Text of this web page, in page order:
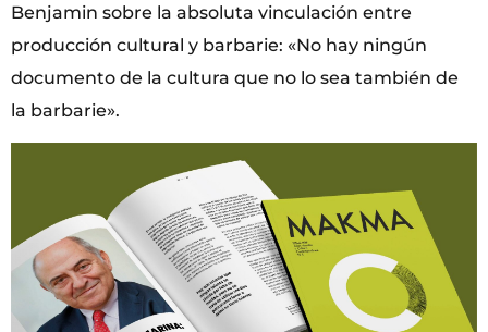
Benjamin sobre la absoluta vinculación entre
producción cultural y barbarie: «No hay ningún
documento de la cultura que no lo sea también de
la barbarie».